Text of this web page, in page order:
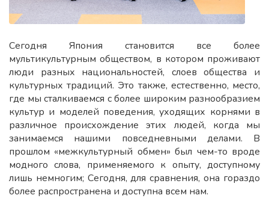
Сегодня Япония становится все более
мультикультурным обществом, в котором проживают
люди разных национальностей, слоев общества и
культурных традиций. Это также, естественно, место,
где мы сталкиваемся с более широким разнообразием
культур и моделей поведения, уходящих корнями в
различное происхождение этих людей, когда мы
занимаемся нашими повседневными делами. В
прошлом «межкультурный обмен» был чем-то вроде
модного слова, применяемого к опыту, доступному
лишь немногим; Сегодня, для сравнения, она гораздо
более распространена и доступна всем нам.